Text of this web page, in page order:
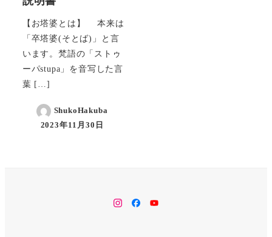
【お塔婆とは】 本来は
「卒塔婆(そとば)」と言
います。梵語の「ストゥ
ーパstupa」を音写した言
葉 […]
ShukoHakuba
2023年11月30日
instagram
facebookYouTube